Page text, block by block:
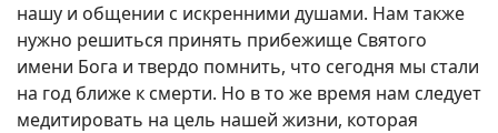
нашу и общении с искренними душами. Нам также
нужно решиться принять прибежище Святого
имени Бога и твердо помнить, что сегодня мы стали
на год ближе к смерти. Но в то же время нам следует
медитировать на цель нашей жизни, которая